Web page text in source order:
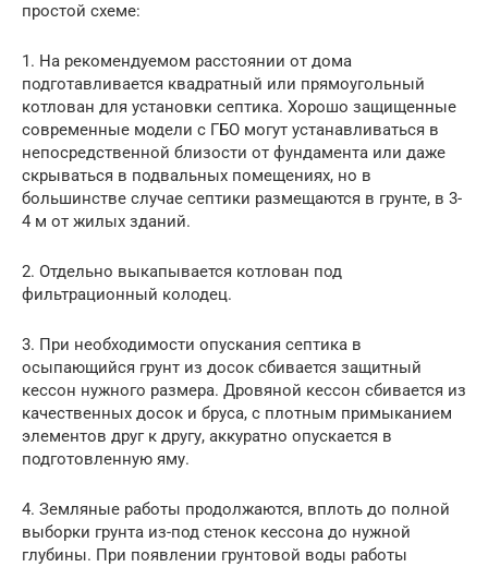
простой схеме:
1. На рекомендуемом расстоянии от дома
подготавливается квадратный или прямоугольный
котлован для установки септика. Хорошо защищенные
современные модели с ГБО могут устанавливаться в
непосредственной близости от фундамента или даже
скрываться в подвальных помещениях, но в
большинстве случае септики размещаются в грунте, в 3-
4 м от жилых зданий.
2. Отдельно выкапывается котлован под
фильтрационный колодец.
3. При необходимости опускания септика в
осыпающийся грунт из досок сбивается защитный
кессон нужного размера. Дровяной кессон сбивается из
качественных досок и бруса, с плотным примыканием
элементов друг к другу, аккуратно опускается в
подготовленную яму.
4. Земляные работы продолжаются, вплоть до полной
выборки грунта из-под стенок кессона до нужной
глубины. При появлении грунтовой воды работы